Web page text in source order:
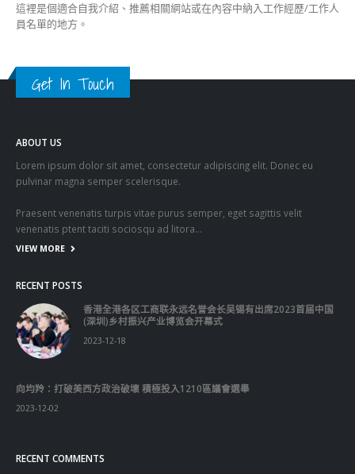
這裡是個適合自我介紹、推薦相關網站或在內容中納入工作經歷/工作人
員名單的地方。
Get In Touch
ABOUT US
Lorem ipsum dolor sit amet, consectetur adipiscing elit. Donec eu
pulvinar magna semper scelerisque.
Praesent venenatis turpis vitae purus semper, eget sagittis velit
venenatis ptent taciti sociosqu ad litora…
VIEW MORE
RECENT POSTS
香港全港各区工商联永远名誉会长吴锡有出席2023首届中国
(深圳)乡村振兴产业博览会开幕式
2023-12-18
向均羚：打破美西方政治破壞 積極投入1210區議會選舉
2023-12-02
RECENT COMMENTS